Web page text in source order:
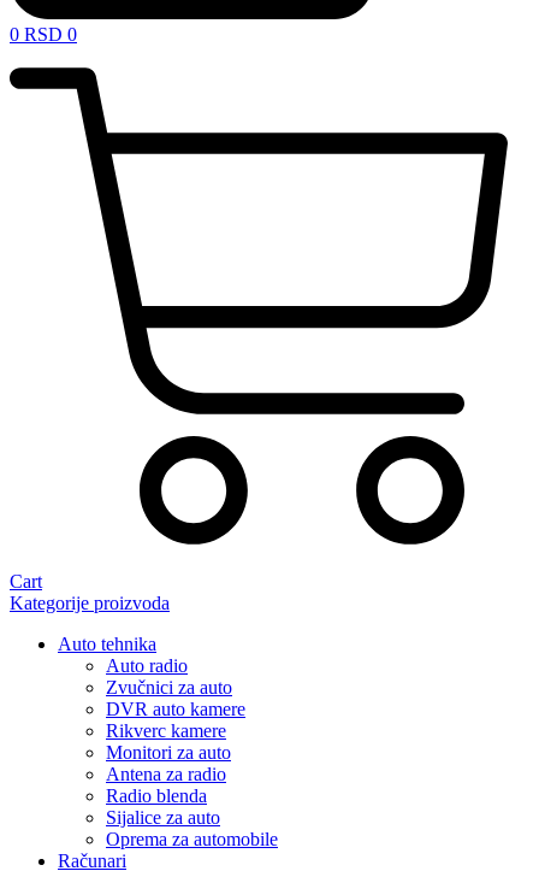
0 RSD 0
Cart
Kategorije proizvoda
Auto tehnika
Auto radio
Zvučnici za auto
DVR auto kamere
Rikverc kamere
Monitori za auto
Antena za radio
Radio blenda
Sijalice za auto
Oprema za automobile
Računari